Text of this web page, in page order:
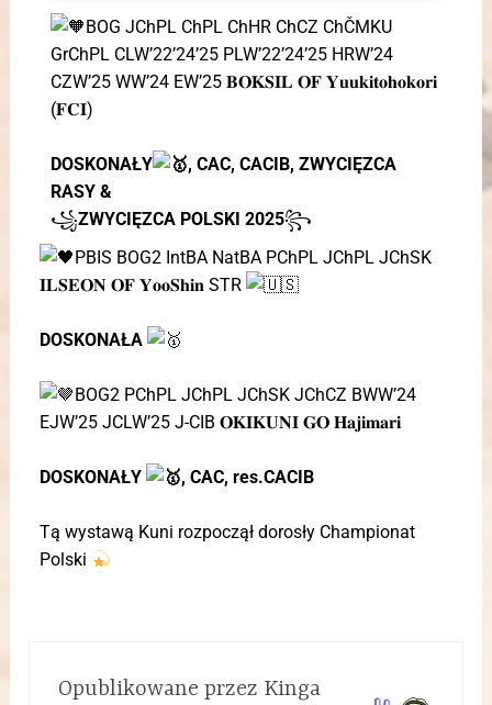
BOG JChPL ChPL ChHR ChCZ ChČMKU
GrChPL CLW’22’24’25 PLW’22’24’25 HRW’24
CZW’25 WW’24 EW’25 𝐁𝐎𝐊𝐒𝐈𝐋 𝐎𝐅 𝐘𝐮𝐮𝐤𝐢𝐭𝐨𝐡𝐨𝐤𝐨𝐫𝐢
(𝐅𝐂𝐈)
DOSKONAŁY
, CAC, CACIB, ZWYCIĘZCA
RASY &
꧁ZWYCIĘZCA POLSKI 2025꧂
PBIS BOG2 IntBA NatBA PChPL JChPL JChSK
𝐈𝐋𝐒𝐄𝐎𝐍 𝐎𝐅 𝐘𝐨𝐨𝐒𝐡𝐢𝐧 STR
DOSKONAŁA
BOG2 PChPL JChPL JChSK JChCZ BWW’24
EJW’25 JCLW’25 J-CIB 𝐎𝐊𝐈𝐊𝐔𝐍𝐈 𝐆𝐎 𝐇𝐚𝐣𝐢𝐦𝐚𝐫𝐢
DOSKONAŁY , CAC, res.CACIB
Tą wystawą Kuni rozpoczął dorosły Championat
Polski
Opublikowane przez Kinga